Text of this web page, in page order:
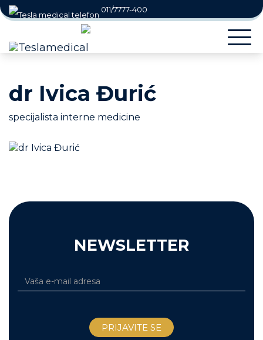
011/7777-400
office@teslamedical.rs
dr Ivica Đurić
specijalista interne medicine
NEWSLETTER